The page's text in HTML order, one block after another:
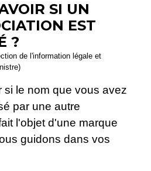
SI UN
EST
?
de l'information légale et
si le nom que vous avez
par une autre
l'objet d'une marque
guidons dans vos